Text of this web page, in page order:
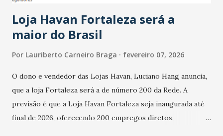
cresceu. De acordo com a pesquisa, 44% dos n...
Loja Havan Fortaleza será a
maior do Brasil
Por Lauriberto Carneiro Braga fevereiro 07, 2026
O dono e vendedor das Lojas Havan, Luciano Hang anuncia,
que a loja Fortaleza será a de número 200 da Rede. A
previsão é que a Loja Havan Fortaleza seja inaugurada até
final de 2026, oferecendo 200 empregos diretos,